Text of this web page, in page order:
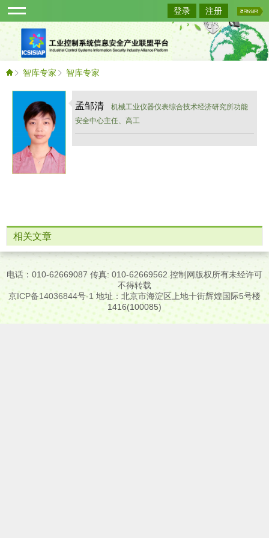
登录 注册
智库专家 智库专家
孟邹清
机械工业仪器仪表综合技术经济研究所功能
安全中心主任、高工
相关文章
电话：010-62669087 传真: 010-62669562 控制网版权所有未经许可
不得转载
京ICP备14036844号-1 地址：北京市海淀区上地十街辉煌国际5号楼
1416(100085)